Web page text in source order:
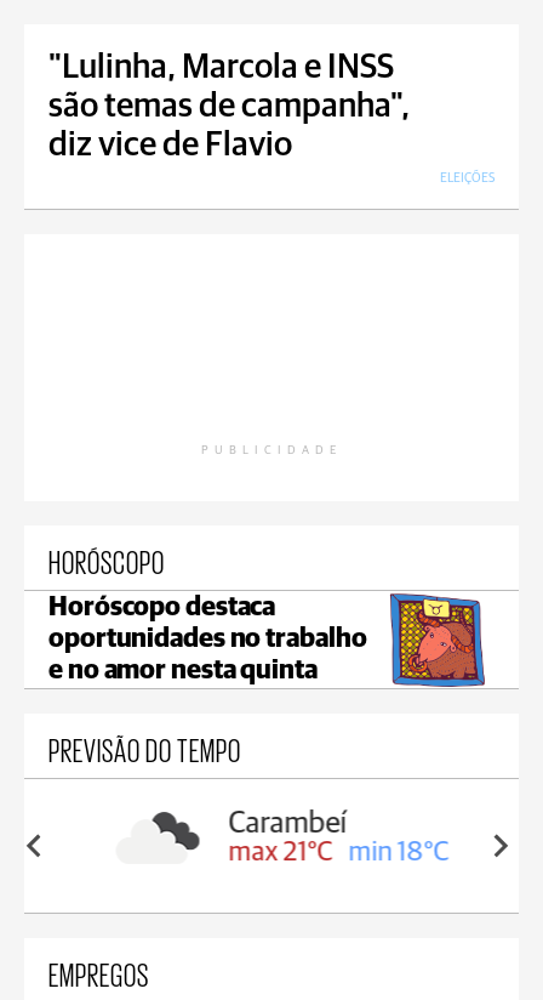
"Lulinha, Marcola e INSS
são temas de campanha",
diz vice de Flavio
ELEIÇÕES
PUBLICIDADE
HORÓSCOPO
Horóscopo destaca
oportunidades no trabalho
e no amor nesta quinta
PREVISÃO DO TEMPO
19°C
Carambeí
max 21°C min 18°C
EMPREGOS